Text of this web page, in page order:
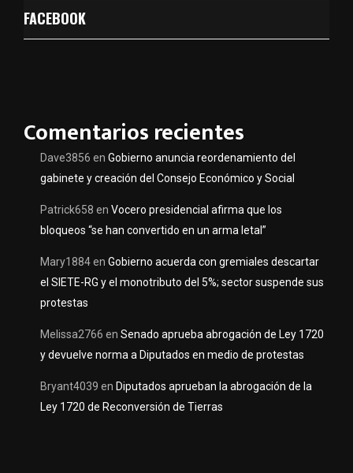
FACEBOOK
Comentarios recientes
Dave3856 en Gobierno anuncia reordenamiento del
gabinete y creación del Consejo Económico y Social
Patrick658 en Vocero presidencial afirma que los
bloqueos “se han convertido en un arma letal”
Mary1884en Gobierno acuerda con gremiales descartar
el SIETE-RG y el monotributo del 5%; sector suspende sus
protestas
Melissa2766 en Senado aprueba abrogación de Ley 1720
y devuelve norma a Diputados en medio de protestas
Bryant4039 en Diputados aprueban la abrogación de la
Ley 1720 de Reconversión de Tierras